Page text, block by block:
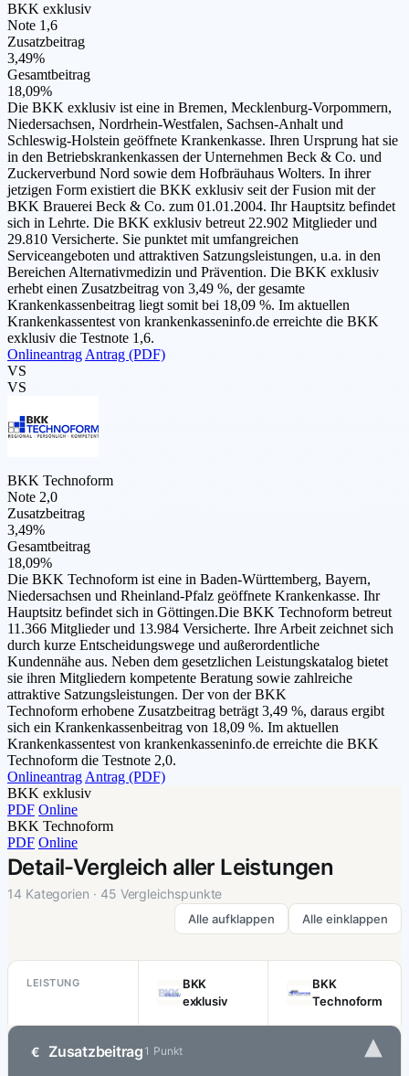
BKK exklusiv
Note 1,6
Zusatzbeitrag
3,49%
Gesamtbeitrag
18,09%
Die BKK exklusiv ist eine in Bremen, Mecklenburg-Vorpommern,
Niedersachsen, Nordrhein-Westfalen, Sachsen-Anhalt und
Schleswig-Holstein geöffnete Krankenkasse. Ihren Ursprung hat sie
in den Betriebskrankenkassen der Unternehmen Beck & Co. und
Zuckerverbund Nord sowie dem Hofbräuhaus Wolters. In ihrer
jetzigen Form existiert die BKK exklusiv seit der Fusion mit der
BKK Brauerei Beck & Co. zum 01.01.2004. Ihr Hauptsitz befindet
sich in Lehrte. Die BKK exklusiv betreut 22.902 Mitglieder und
29.810 Versicherte. Sie punktet mit umfangreichen
Serviceangeboten und attraktiven Satzungsleistungen, u.a. in den
Bereichen Alternativmedizin und Prävention. Die BKK exklusiv
erhebt einen Zusatzbeitrag von 3,49 %, der gesamte
Krankenkassenbeitrag liegt somit bei 18,09 %. Im aktuellen
Krankenkassentest von krankenkasseninfo.de erreichte die BKK
exklusiv die Testnote 1,6.
Onlineantrag Antrag (PDF)
VS
VS
BKK Technoform
Note 2,0
Zusatzbeitrag
3,49%
Gesamtbeitrag
18,09%
Die BKK Technoform ist eine in Baden-Württemberg, Bayern,
Niedersachsen und Rheinland-Pfalz geöffnete Krankenkasse. Ihr
Hauptsitz befindet sich in Göttingen.Die BKK Technoform betreut
11.366 Mitglieder und 13.984 Versicherte. Ihre Arbeit zeichnet sich
durch kurze Entscheidungswege und außerordentliche
Kundennähe aus. Neben dem gesetzlichen Leistungskatalog bietet
sie ihren Mitgliedern kompetente Beratung sowie zahlreiche
attraktive Satzungsleistungen. Der von der BKK
Technoform erhobene Zusatzbeitrag beträgt 3,49 %, daraus ergibt
sich ein Krankenkassenbeitrag von 18,09 %. Im aktuellen
Krankenkassentest von krankenkasseninfo.de erreichte die BKK
Technoform die Testnote 2,0.
Onlineantrag Antrag (PDF)
BKK exklusiv
PDF Online
BKK Technoform
PDF Online
Detail-Vergleich aller Leistungen
14 Kategorien · 45 Vergleichspunkte
Alle aufklappen Alle einklappen
LEISTUNG
BKK
exklusiv
BKK
Technoform
€ Zusatzbeitrag 1 Punkt ▾